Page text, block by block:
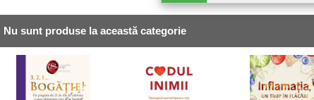
Nu sunt produse la această categorie